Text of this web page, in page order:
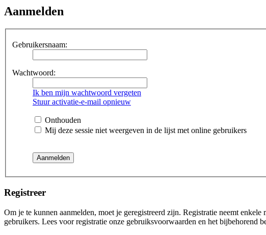
Aanmelden
Gebruikersnaam:
Wachtwoord:
Ik ben mijn wachtwoord vergeten
Stuur activatie-e-mail opnieuw
Onthouden
Mij deze sessie niet weergeven in de lijst met online gebruikers
Registreer
Om je te kunnen aanmelden, moet je geregistreerd zijn. Registratie neemt
gebruikers. Lees voor registratie onze gebruiksvoorwaarden en het bijbehorend